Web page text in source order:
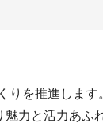
りを推進しま
力と活力あふ